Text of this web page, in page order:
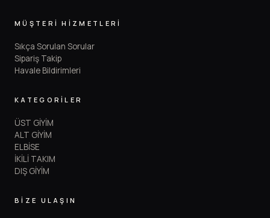
MÜŞTERİ HİZMETLERİ
Sıkça Sorulan Sorular
Sipariş Takip
Havale Bildirimleri
KATEGORİLER
ÜST GİYİM
ALT GİYİM
ELBİSE
İKİLİ TAKIM
DIŞ GİYİM
BİZE ULAŞIN